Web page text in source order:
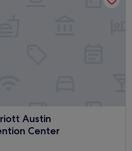
Austin
Center
Downtown/Convention